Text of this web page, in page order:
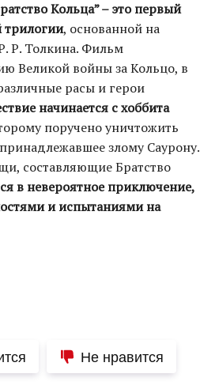
Кольца” – это первый
трилогии, основанной на
Р. Толкина. Фильм
Великой войны за Кольцо, в
расы и герои
начинается с хоббита
поручено уничтожить
злому Саурону.
составляющие Братство
в невероятное приключение,
и испытаниями на
Не нравится